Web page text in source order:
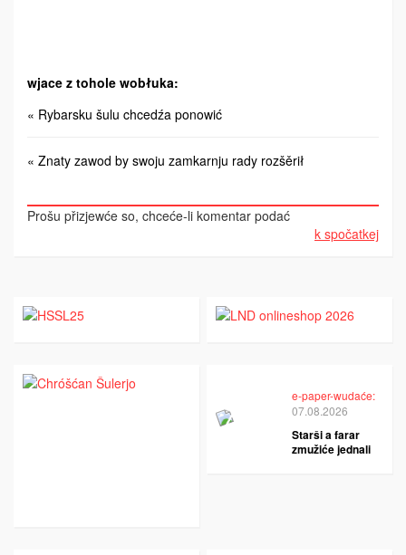
wjace z tohole wobłuka:
« Rybarsku šulu chcedźa ponowić
« Znaty zawod by swoju zamkarnju rady rozšěrił
Prošu přizjewće so, chceće-li komentar podać
k spočatkej
e-paper-wudaće:
07.08.2026
Starši a farar
zmužiće jednali